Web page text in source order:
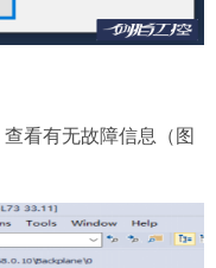
看有无故障信息（图